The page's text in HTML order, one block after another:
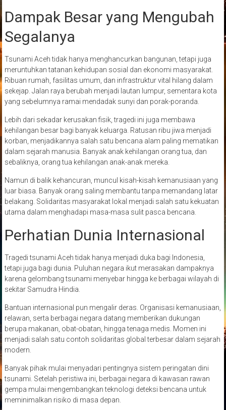
Dampak Besar yang Mengubah
Segalanya
Tsunami Aceh tidak hanya menghancurkan bangunan, tetapi juga
meruntuhkan tatanan kehidupan sosial dan ekonomi masyarakat.
Ribuan rumah, fasilitas umum, dan infrastruktur vital hilang dalam
sekejap. Jalan raya berubah menjadi lautan lumpur, sementara kota
yang sebelumnya ramai mendadak sunyi dan porak-poranda.
Lebih dari sekadar kerusakan fisik, tragedi ini juga membawa
kehilangan besar bagi banyak keluarga. Ratusan ribu jiwa menjadi
korban, menjadikannya salah satu bencana alam paling mematikan
dalam sejarah manusia. Banyak anak kehilangan orang tua, dan
sebaliknya, orang tua kehilangan anak-anak mereka.
Namun di balik kehancuran, muncul kisah-kisah kemanusiaan yang
luar biasa. Banyak orang saling membantu tanpa memandang latar
belakang. Solidaritas masyarakat lokal menjadi salah satu kekuatan
utama dalam menghadapi masa-masa sulit pasca bencana.
Perhatian Dunia Internasional
Tragedi tsunami Aceh tidak hanya menjadi duka bagi Indonesia,
tetapi juga bagi dunia. Puluhan negara ikut merasakan dampaknya
karena gelombang tsunami menyebar hingga ke berbagai wilayah di
sekitar Samudra Hindia.
Bantuan internasional pun mengalir deras. Organisasi kemanusiaan,
relawan, serta berbagai negara datang memberikan dukungan
berupa makanan, obat-obatan, hingga tenaga medis. Momen ini
menjadi salah satu contoh solidaritas global terbesar dalam sejarah
modern.
Banyak pihak mulai menyadari pentingnya sistem peringatan dini
tsunami. Setelah peristiwa ini, berbagai negara di kawasan rawan
gempa mulai mengembangkan teknologi deteksi bencana untuk
meminimalkan risiko di masa depan.